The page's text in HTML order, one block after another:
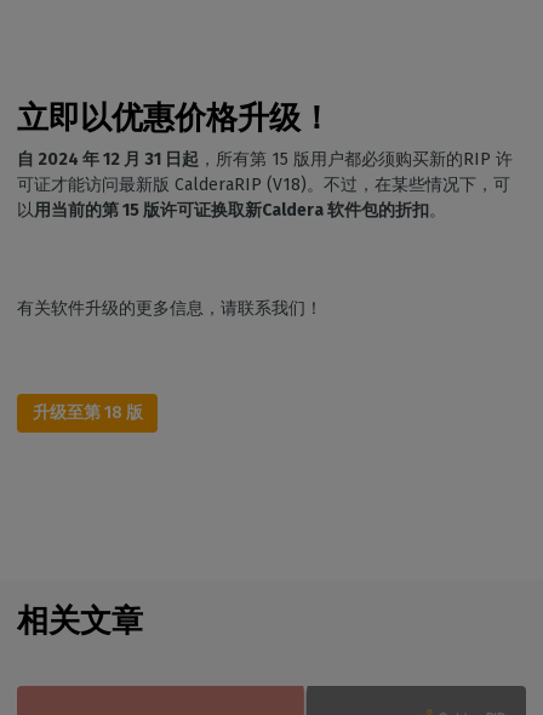
立即以优惠价格升级！
自 2024 年 12 月 31 日起 ，所有第 15 版用户都必须购买新的RIP 许
可证才能访问最新版 CalderaRIP (V18)。不过，在某些情况下，可
以用当前的第 15 版许可证换取新Caldera 软件包的折扣。
有关软件升级的更多信息，请联系我们！
升级至第 18 版
相关文章